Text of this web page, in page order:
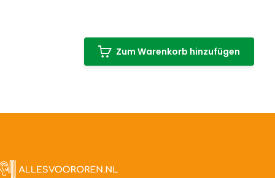
Zum Warenkorb hinzufügen